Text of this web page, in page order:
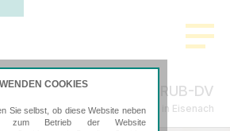
RUB-DV
Steuerberatung in Eisenach
COOKIES
Sie selbst, ob diese Website neben
zum Betrieb der Website